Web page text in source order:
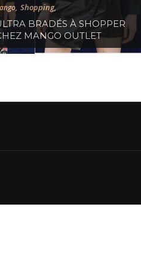
Shopping,
BRADÉS À SHOPPER
MANGO OUTLET